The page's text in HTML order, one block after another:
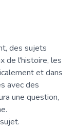
des sujets
de l'histoire, les
et dans
avec des
une question,